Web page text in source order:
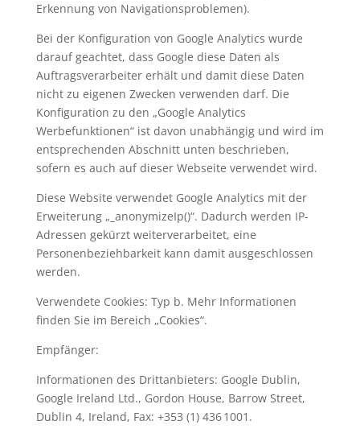
Erkennung von Navigationsproblemen).
Bei der Konfiguration von Google Analytics wurde
darauf geachtet, dass Google diese Daten als
Auftragsverarbeiter erhält und damit diese Daten
nicht zu eigenen Zwecken verwenden darf. Die
Konfiguration zu den „Google Analytics
Werbefunktionen“ ist davon unabhängig und wird im
entsprechenden Abschnitt unten beschrieben,
sofern es auch auf dieser Webseite verwendet wird.
Diese Website verwendet Google Analytics mit der
Erweiterung „_anonymizeIp()“. Dadurch werden IP-
Adressen gekürzt weiterverarbeitet, eine
Personenbeziehbarkeit kann damit ausgeschlossen
werden.
Verwendete Cookies: Typ b. Mehr Informationen
finden Sie im Bereich „Cookies“.
Empfänger:
Informationen des Drittanbieters: Google Dublin,
Google Ireland Ltd., Gordon House, Barrow Street,
Dublin 4, Ireland, Fax: +353 (1) 436 1001.